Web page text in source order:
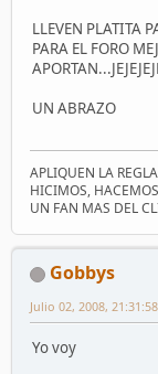
LLEVEN PLATITA
PARA EL FORO
UN ABRAZO
APLIQUEN LA
HICIMOS,
UN FAN MAS DEL
Gobbys
Julio 02, 2008,
Yo voy